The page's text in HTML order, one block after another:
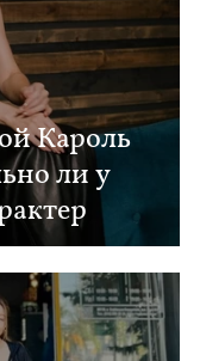
Кароль
ли у